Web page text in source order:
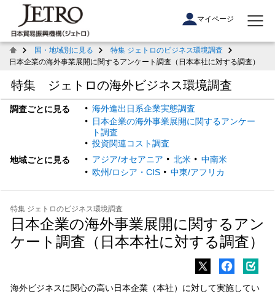
マイページ
国・地域別に見る
特集 ジェトロのビジネス環境調査
日本企業の海外事業展開に関するアンケート調査（日本本社に対する調査）
特集 ジェトロの海外ビジネス環境調査
調査ごとに見る
海外進出日系企業実態調査
日本企業の海外事業展開に関するアンケー
ト調査
投資関連コスト調査
地域ごとに見る
アジア/オセアニア 北米
中南米
欧州/ロシア・CIS
中東/アフリカ
特集 ジェトロのビジネス環境調査
日本企業の海外事業展開に関するアン
ケート調査（日本本社に対する調査）
海外ビジネスに関心の高い日本企業（本社）に対して実施してい